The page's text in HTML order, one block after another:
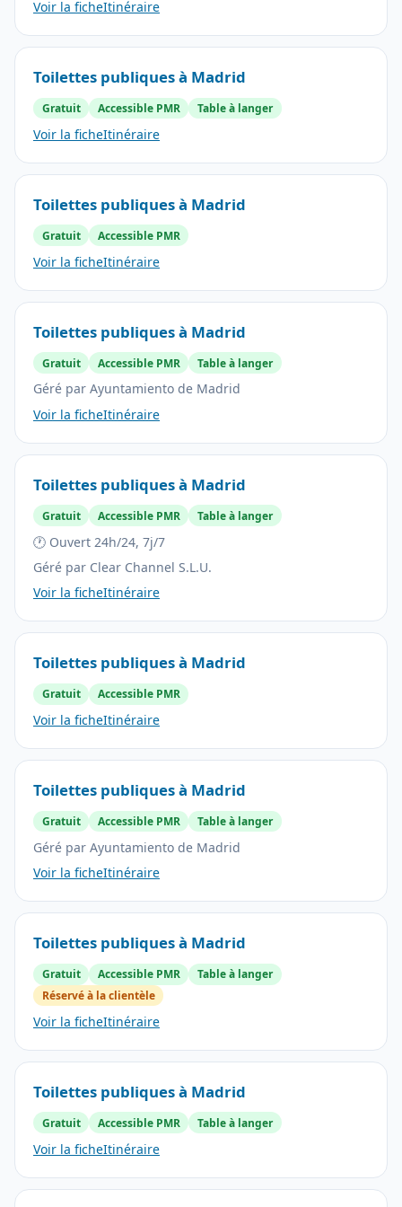
Voir la ficheItinéraire
Toilettes publiques à Madrid
Gratuit Accessible PMR Table à langer
Voir la ficheItinéraire
Toilettes publiques à Madrid
Gratuit Accessible PMR
Voir la ficheItinéraire
Toilettes publiques à Madrid
Gratuit Accessible PMR Table à langer
Géré par Ayuntamiento de Madrid
Voir la ficheItinéraire
Toilettes publiques à Madrid
Gratuit Accessible PMR Table à langer
🕐 Ouvert 24h/24, 7j/7
Géré par Clear Channel S.L.U.
Voir la ficheItinéraire
Toilettes publiques à Madrid
Gratuit Accessible PMR
Voir la ficheItinéraire
Toilettes publiques à Madrid
Gratuit Accessible PMR Table à langer
Géré par Ayuntamiento de Madrid
Voir la ficheItinéraire
Toilettes publiques à Madrid
Gratuit Accessible PMR
Table à langer
Réservé à la clientèle
Voir la ficheItinéraire
Toilettes publiques à Madrid
Gratuit Accessible PMR Table à langer
Voir la ficheItinéraire